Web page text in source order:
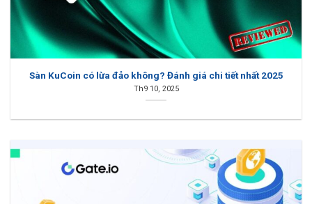
Sàn KuCoin có lừa đảo không? Đánh giá chi tiết nhất 2025
Th9 10, 2025